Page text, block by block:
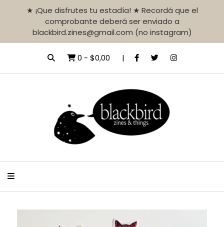
★ ¡Que disfrutes tu estadía! ★ Recordá que el
comprobante deberá ser enviado a
blackbird.zines@gmail.com (no instagram)
0 - $0,00